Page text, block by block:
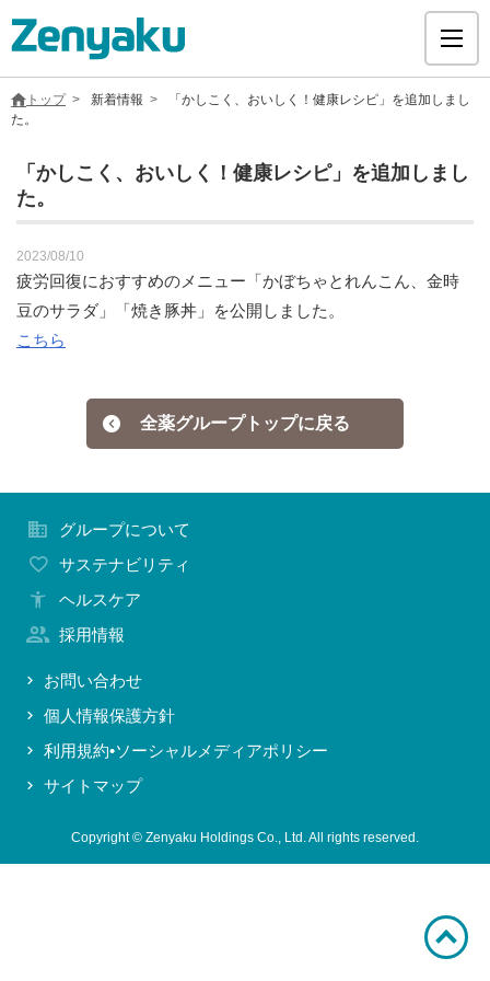
サステナビリティ
ヘルスケア
採用情報
お問い合わせ
トップ 新着情報
「かしこく、おいしく！健康レシピ」を追加しまし
た。
「かしこく、おいしく！健康レシピ」を追加しまし
た。
2023/08/10
疲労回復におすすめのメニュー「かぼちゃとれんこん、金時
豆のサラダ」「焼き豚丼」を公開しました。
こちら
全薬グループトップに戻る
グループについて
サステナビリティ
ヘルスケア
採用情報
お問い合わせ
個人情報保護方針
利用規約•ソーシャルメディアポリシー
サイトマップ
Copyright © Zenyaku Holdings Co., Ltd. All rights reserved.